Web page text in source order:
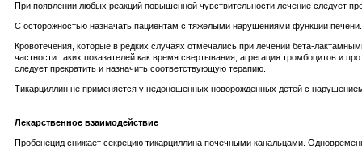
При появлении любых реакций повышенной чувствительности лечение следует
С осторожностью назначать пациентам с тяжелыми нарушениями функции печени.
Кровотечения, которые в редких случаях отмечались при лечении бета-
частности таких показателей как время свертывания, агрегация тромбоцитов и
следует прекратить и назначить соответствующую терапию.
Тикарциллин не применяется у недоношенных новорожденных детей с
Лекарственное взаимодействие
Пробенецид снижает секрецию тикарциллина почечными канальцами.